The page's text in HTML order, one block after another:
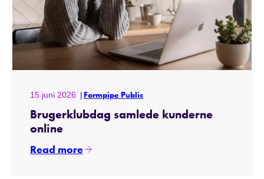
15 juni 2026 Formpipe Public
Brugerklubdag samlede kunderne
online
Read more